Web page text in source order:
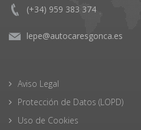
(+34) 959 383 374
lepe@autocaresgonca.es
Aviso Legal
Protección de Datos (LOPD)
Uso de Cookies